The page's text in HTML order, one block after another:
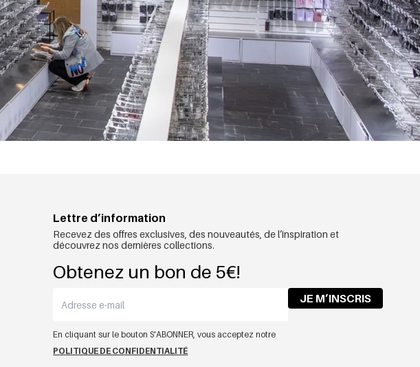
Lettre d’information
Recevez des offres exclusives, des nouveautés, de l’inspiration et
découvrez nos dernières collections.
Obtenez un bon de 5€!
JE M’INSCRIS
En cliquant sur le bouton S'ABONNER, vous acceptez notre
POLITIQUE DE CONFIDENTIALITÉ